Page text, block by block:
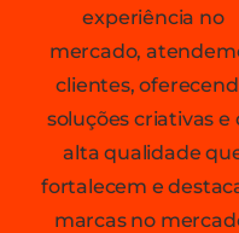
experiência no
mercado,
clientes,
soluções criativas e
alta qualidade
fortalecem e
marcas no